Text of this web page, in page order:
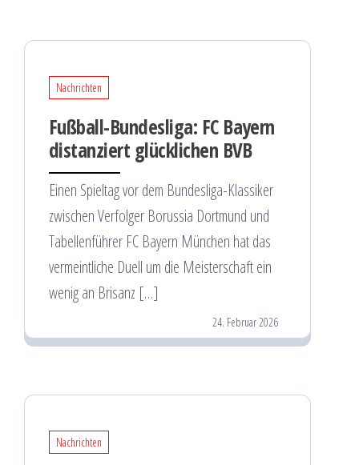
Nachrichten
Fußball-Bundesliga: FC Bayern
distanziert glücklichen BVB
Einen Spieltag vor dem Bundesliga-Klassiker
zwischen Verfolger Borussia Dortmund und
Tabellenführer FC Bayern München hat das
vermeintliche Duell um die Meisterschaft ein
wenig an Brisanz […]
24. Februar 2026
Nachrichten